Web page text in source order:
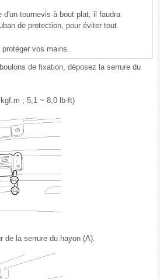
d'un tournevis à bout plat, il faudra
de protection, pour éviter tout
vos mains.
de fixation, déposez la serrure du
; 5,1 ~ 8,0 lb-ft)
de la serrure du hayon (A).